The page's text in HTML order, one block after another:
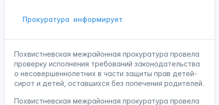
Прокуратура информирует
Похвистневская межрайонная прокуратура провела
проверку исполнения требований законодательства
о несовершеннолетних в части защиты прав детей-
сирот и детей, оставшихся без попечения родителей.
Похвистневская межрайонная прокуратура провела